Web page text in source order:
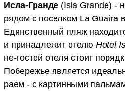
Исла-Гранде (Isla Grande) -
рядом с поселком La Guaira
Единственный пляж
и принадлежит отелю Hotel
не-гостей отеля стоит
Побережье является
раем - с картинными